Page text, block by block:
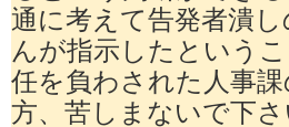
通に考えて告発者潰し
んが指示したという
任を負わされた人事
方、苦しまないで下